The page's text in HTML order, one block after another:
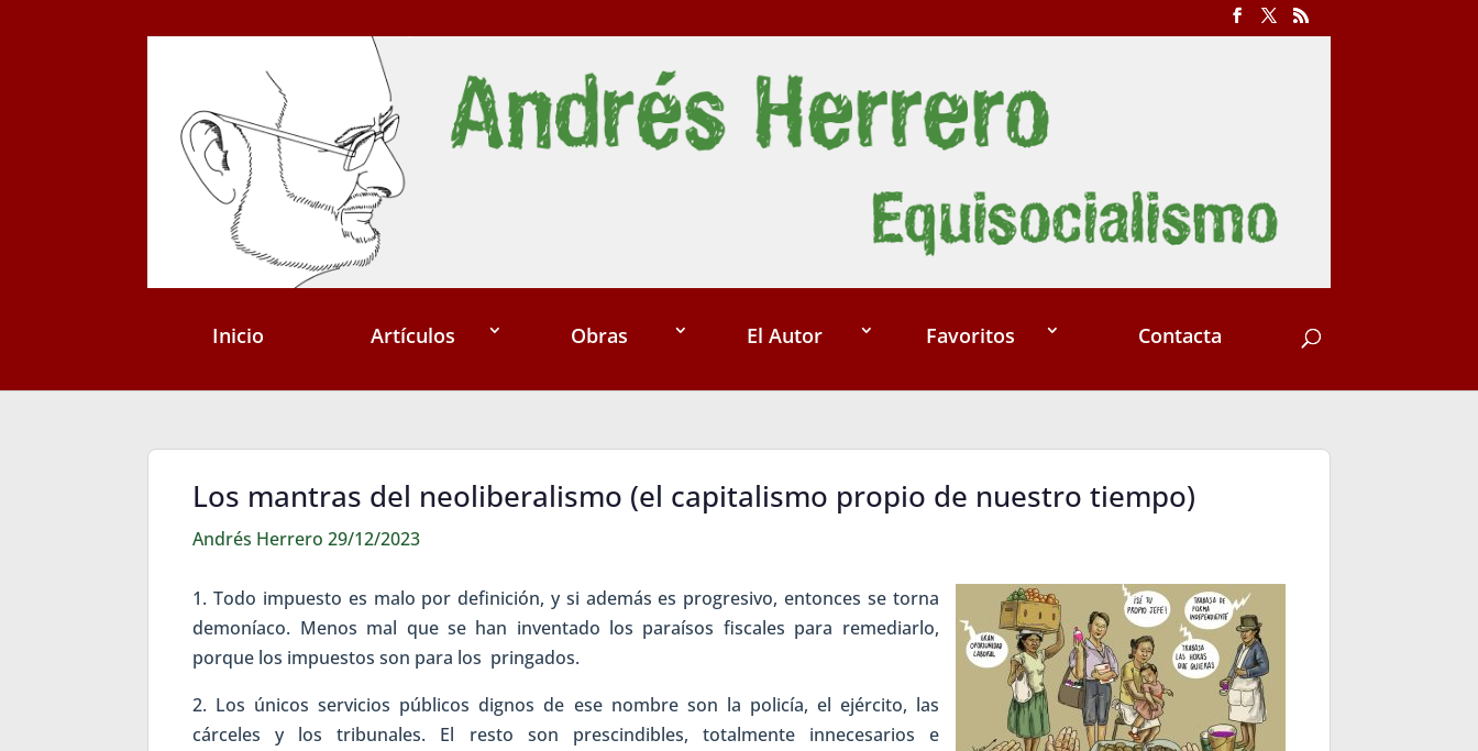
Inicio Artículos Obras El Autor Favoritos Contacta
Los mantras del neoliberalismo (el capitalismo propio de nuestro tiempo)
Andrés Herrero 29/12/2023
1. Todo impuesto es malo por definición, y si además es progresivo, entonces se torna
demoníaco. Menos mal que se han inventado los paraísos fiscales para remediarlo,
porque los impuestos son para los pringados.
2. Los únicos servicios públicos dignos de ese nombre son la policía, el ejército, las
cárceles y los tribunales. El resto son prescindibles, totalmente innecesarios e